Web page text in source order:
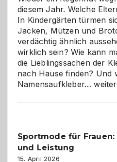
diesem Jahr. Welche
In Kindergärten türmen
Jacken, Mützen und
verdächtig ähnlich
wirklich sein? Wie kann
die Lieblingssachen der
nach Hause finden? Und
Namensaufkleber…
gegen
Sportmode für
und Leistung
15. April 2026